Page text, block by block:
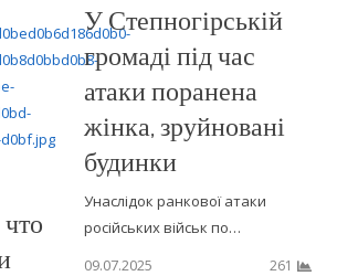
У Степногірській
громаді під час
атаки поранена
жінка, зруйновані
будинки
Унаслідок ранкової атаки
російських військ по…
09.07.2025
261